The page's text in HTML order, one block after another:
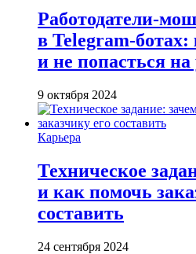
Работодатели-
в Telegram-ботах:
и не попасться на
9 октября 2024
Карьера
Техническое
и как помочь
составить
24 сентября 2024